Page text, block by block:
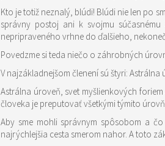
Kto je totiž neznalý, blúdi! Blúdi nie len po
správny postoj ani k svojmu
nepripraveného vrhne do ďalšieho,
Povedzme si teda niečo o záhrobných
V najzákladnejšom členení sú štyri:
Astrálna úroveň, svet myšlienkových
človeka je preputovať všetkými týmito
Aby sme mohli správnym spôsobom a
najrýchlejšia cesta smerom nahor. A toto